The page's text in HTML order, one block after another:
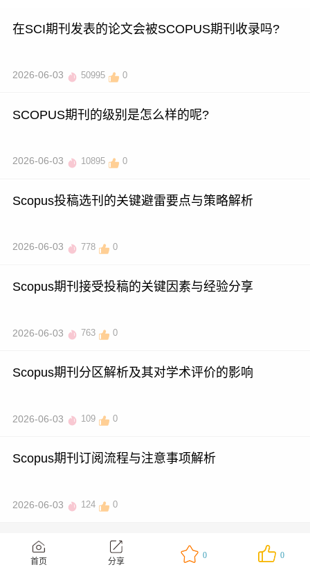
在SCI期刊发表的论文会被SCOPUS期刊收录吗?
2026-06-03 50995 0
SCOPUS期刊的级别是怎么样的呢?
2026-06-03 10895 0
Scopus投稿选刊的关键避雷要点与策略解析
2026-06-03 778 0
Scopus期刊接受投稿的关键因素与经验分享
2026-06-03 763 0
Scopus期刊分区解析及其对学术评价的影响
2026-06-03 109 0
Scopus期刊订阅流程与注意事项解析
2026-06-03 124 0
首页 分享
0 0